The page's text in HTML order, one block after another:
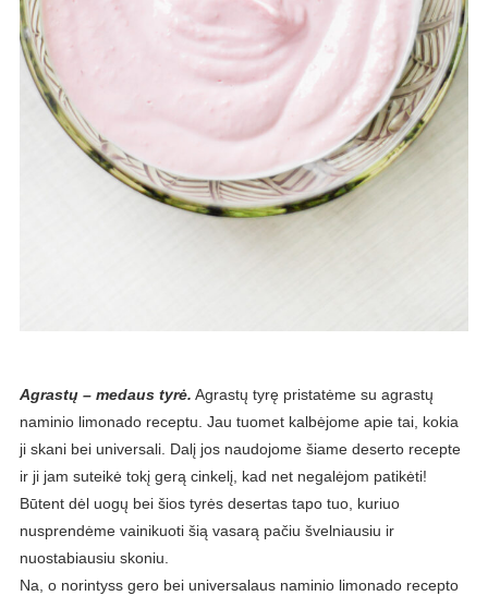
Agrastų – medaus tyrė. Agrastų tyrę pristatėme su agrastų
naminio limonado receptu. Jau tuomet kalbėjome apie tai, kokia
ji skani bei universali. Dalį jos naudojome šiame deserto recepte
ir ji jam suteikė tokį gerą cinkelį, kad net negalėjom patikėti!
Būtent dėl uogų bei šios tyrės desertas tapo tuo, kuriuo
nusprendėme vainikuoti šią vasarą pačiu švelniausiu ir
nuostabiausiu skoniu.
Na, o norintyss gero bei universalaus naminio limonado recepto